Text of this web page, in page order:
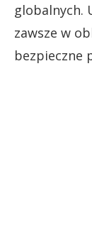
globalnych.
zawsze w
bezpieczne